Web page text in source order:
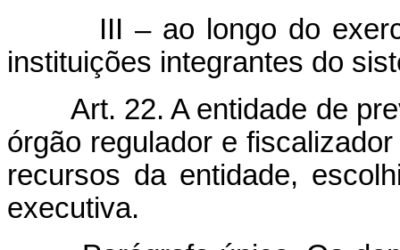
III – ao longo do
instituições integrantes do
Art. 22. A entidade de
órgão regulador e
recursos da entidade,
executiva.